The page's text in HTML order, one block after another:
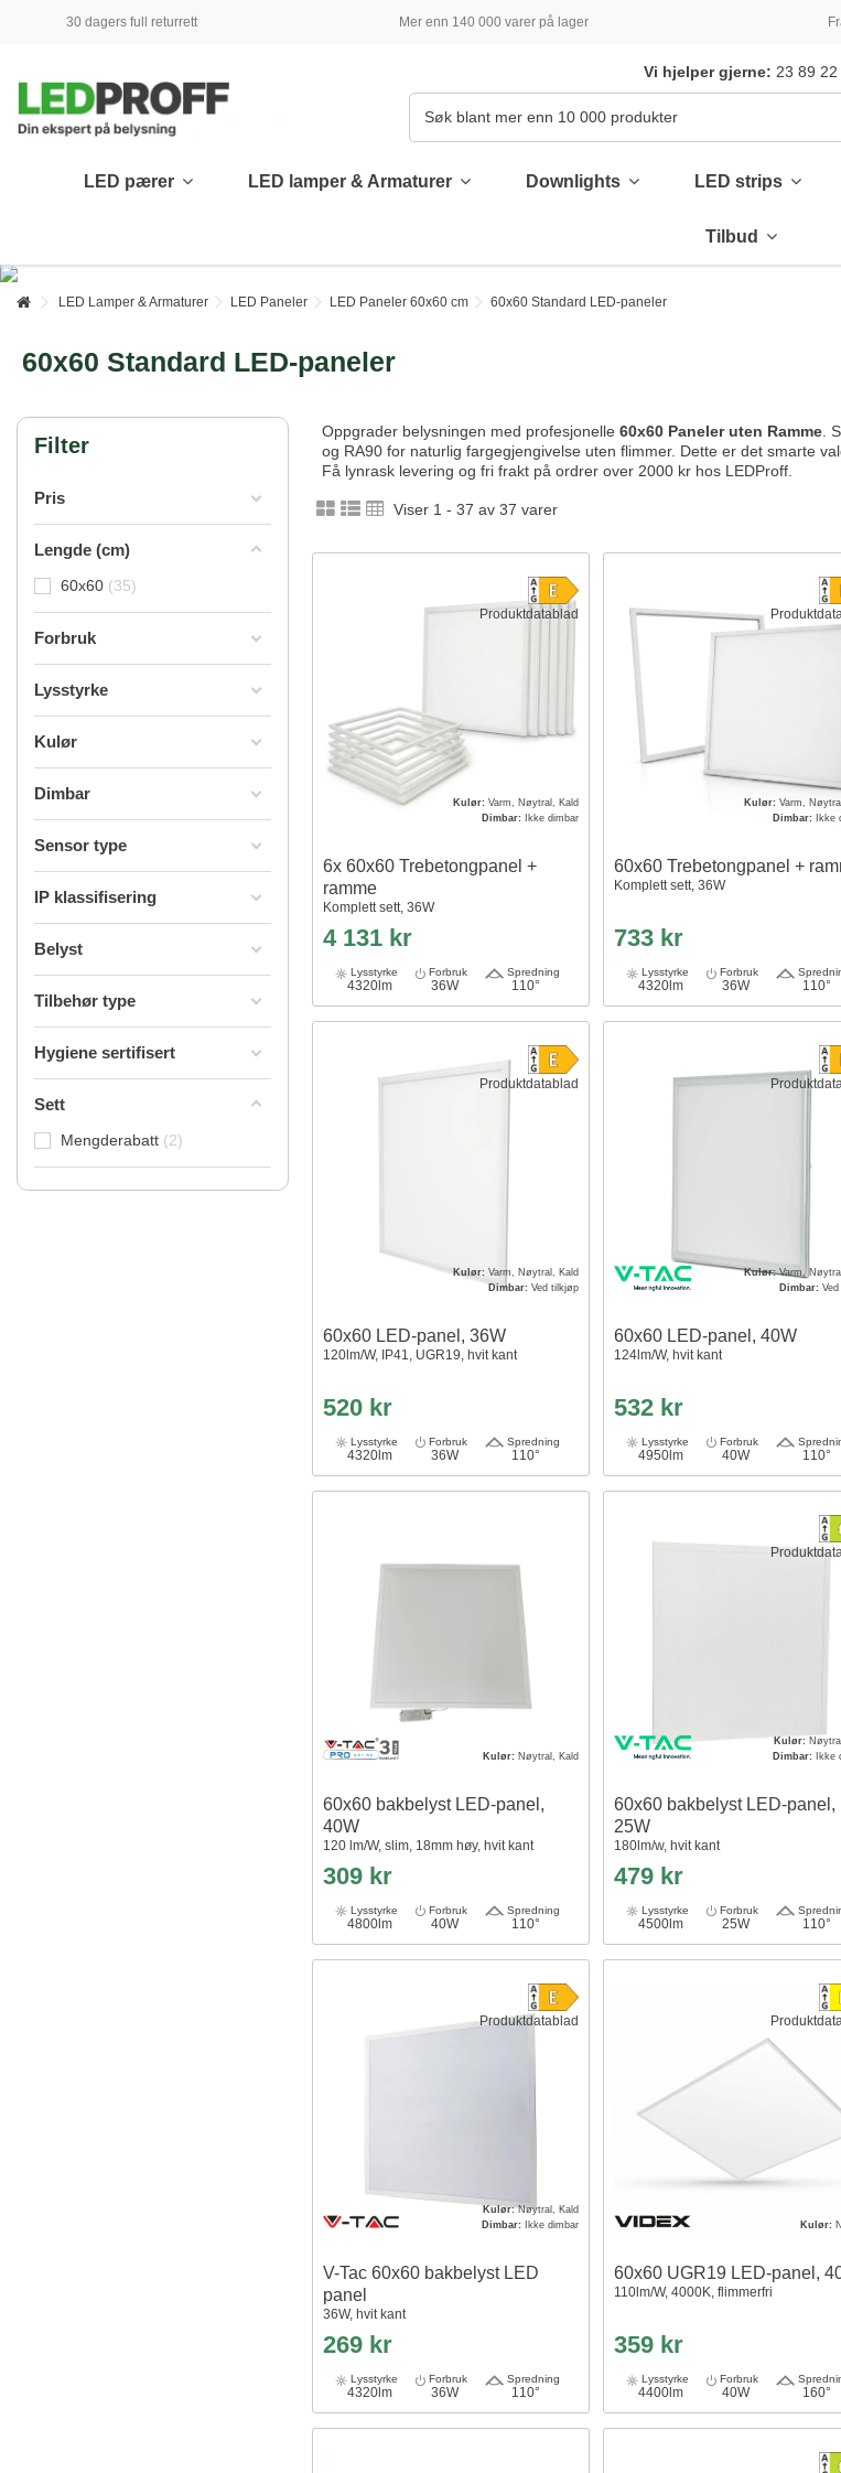
30 dagers full returrett Mer enn 140 000 varer på lager
Vi hjelper gjerne: 23 89 22
LED pærer LED lamper & Armaturer Downlights LED strips
Tilbud
LED Lamper & Armaturer LED Paneler LED Paneler 60x60 cm 60x60 Standard LED-paneler
60x60 Standard LED-paneler
Oppgrader belysningen med profesjonelle 60x60 Paneler uten Ramme.
og RA90 for naturlig fargegjengivelse uten flimmer. Dette er det smarte
Få lynrask levering og fri frakt på ordrer over 2000 kr hos LEDProff.
Viser 1 - 37 av 37 varer
Produktdatablad
Kulør:Varm, Nøytral, Kald
Dimbar:Ikke dimbar
6x 60x60 Trebetongpanel +
ramme
Komplett sett, 36W
4 131 kr
Lysstyrke
4320lm
Forbruk
36W
Spredning
110°
Kulør:Varm,
Dimbar:Ikke
60x60 Trebetongpanel +
Komplett sett, 36W
733 kr
Lysstyrke
4320lm
Forbruk
36W 110°
Produktdatablad
Kulør:Varm, Nøytral, Kald
Dimbar:Ved tilkjøp
60x60 LED-panel, 36W
120lm/W, IP41, UGR19, hvit kant
520 kr
Lysstyrke
4320lm
Forbruk
36W
Spredning
110°
Kulør:Varm,
Dimbar:
60x60 LED-panel, 40W
124lm/W, hvit kant
532 kr
Lysstyrke
4950lm
Forbruk
40W 110°
Kulør:Nøytral, Kald
60x60 bakbelyst LED-panel,
40W
120 lm/W, slim, 18mm høy, hvit kant
309 kr
Lysstyrke
4800lm
Forbruk
40W
Spredning
110°
Kulør:
Dimbar:Ikke
60x60 bakbelyst LED-panel,
25W
180lm/w, hvit kant
479 kr
Lysstyrke
4500lm
Forbruk
25W 110°
Produktdatablad
Kulør:Nøytral, Kald
Dimbar:Ikke dimbar
V-Tac 60x60 bakbelyst LED
panel
36W, hvit kant
269 kr
Lysstyrke
4320lm
Forbruk
36W
Spredning
110°
Kulør:
60x60 UGR19 LED-panel,
110lm/W, 4000K, flimmerfri
359 kr
Lysstyrke
4400lm
Forbruk
40W 160°
Filter
Pris
Lengde (cm)
60x60 35
Forbruk
Lysstyrke
Kulør
Dimbar
Sensor type
IP klassifisering
Belyst
Tilbehør type
Hygiene sertifisert
Sett
Mengderabatt 2